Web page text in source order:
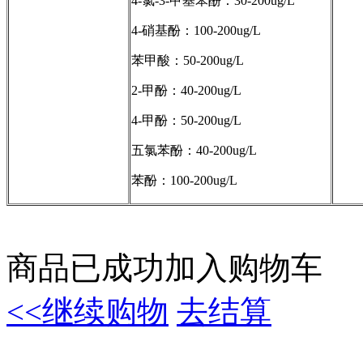
4-硝基酚：100-200ug/L
苯甲酸：50-200ug/L
2-甲酚：40-200ug/L
4-甲酚：50-200ug/L
五氯苯酚：40-200ug/L
苯酚：100-200ug/L
商品已成功加入购物车
<<继续购物 去结算